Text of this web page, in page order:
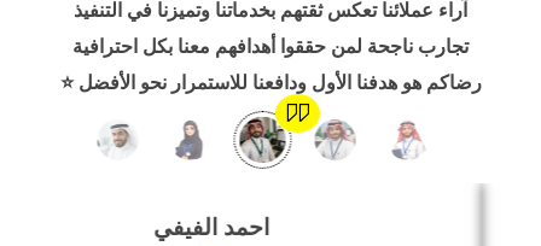
آراء عملائنا تعكس ثقتهم بخدماتنا وتميزنا في التنفيذ
تجارب ناجحة لمن حققوا أهدافهم معنا بكل احترافية
رضاكم هو هدفنا الأول ودافعنا للاستمرار نحو الأفضل ⭐
احمد الفيفي
الوظائف ‹
تصميم موقع/متجر/تطبيق